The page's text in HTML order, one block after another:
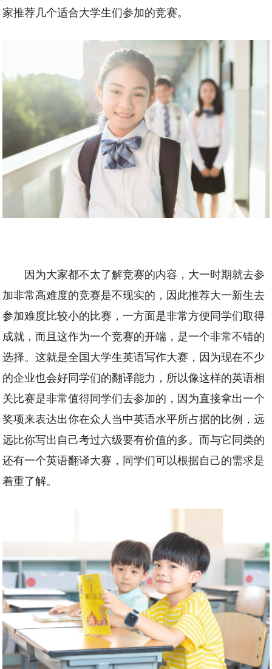
家推荐几个适合大学生们参加的竞赛。
因为大家都不太了解竞赛的内容，大一时期就去参
加非常高难度的竞赛是不现实的，因此推荐大一新生去
参加难度比较小的比赛，一方面是非常方便同学们取得
成就，而且这作为一个竞赛的开端，是一个非常不错的
选择。这就是全国大学生英语写作大赛，因为现在不少
的企业也会好同学们的翻译能力，所以像这样的英语相
关比赛是非常值得同学们去参加的，因为直接拿出一个
奖项来表达出你在众人当中英语水平所占据的比例，远
远比你写出自己考过六级要有价值的多。而与它同类的
还有一个英语翻译大赛，同学们可以根据自己的需求是
着重了解。